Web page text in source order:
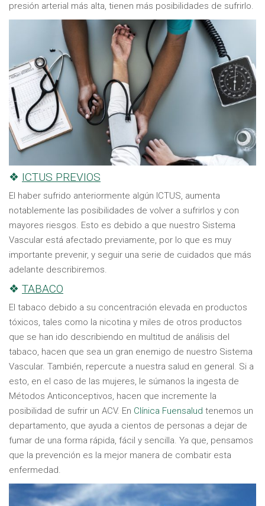
presión arterial más alta, tienen más posibilidades de sufrirlo.
❖ ICTUS PREVIOS
El haber sufrido anteriormente algún ICTUS, aumenta
notablemente las posibilidades de volver a sufrirlos y con
mayores riesgos. Esto es debido a que nuestro Sistema
Vascular está afectado previamente, por lo que es muy
importante prevenir, y seguir una serie de cuidados que más
adelante describiremos.
❖ TABACO
El tabaco debido a su concentración elevada en productos
tóxicos, tales como la nicotina y miles de otros productos
que se han ido describiendo en multitud de análisis del
tabaco, hacen que sea un gran enemigo de nuestro Sistema
Vascular. También, repercute a nuestra salud en general. Si a
esto, en el caso de las mujeres, le súmanos la ingesta de
Métodos Anticonceptivos, hacen que incremente la
posibilidad de sufrir un ACV. En Clínica Fuensalud tenemos un
departamento, que ayuda a cientos de personas a dejar de
fumar de una forma rápida, fácil y sencilla. Ya que, pensamos
que la prevención es la mejor manera de combatir esta
enfermedad.